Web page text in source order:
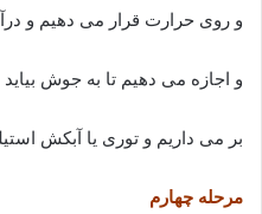
و روی حرارت قرار می دهیم و
و اجازه می دهیم تا به جوش بیاید
بر می داریم و توری یا آبکش
مرحله چهارم